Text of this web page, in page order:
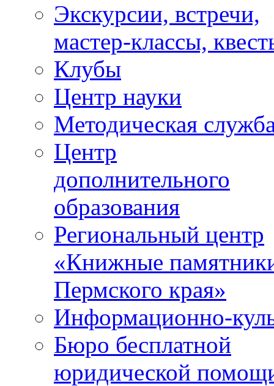
Экскурсии, встречи,
мастер-классы,
Клубы
Центр науки
Методическая
Центр
дополнительного
образования
Региональный центр
«Книжные
Пермского края»
Информационно-
Бюро бесплатной
юридической